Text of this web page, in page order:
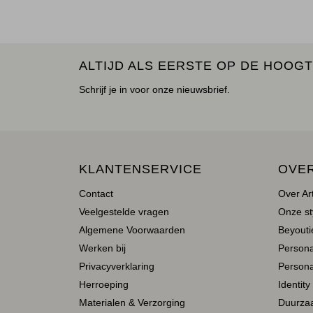
ALTIJD ALS EERSTE OP DE
Schrijf je in voor onze nieuwsbrief.
KLANTENSERVICE
Contact
Veelgestelde vragen
Algemene Voorwaarden
Werken bij
Privacyverklaring
Herroeping
Materialen & Verzorging
Over
Onze
Identity